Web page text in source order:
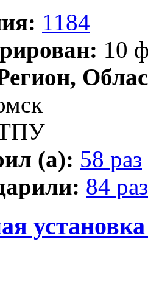
1184
10
(а): 58 раз
84